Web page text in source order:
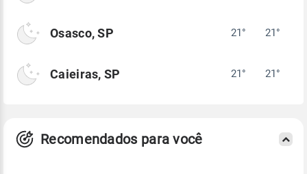
Osasco, SP 21° 21°
Caieiras, SP 21° 21°
Recomendados para você